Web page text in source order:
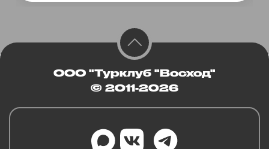
ООО "Турклуб "Восход"
© 2011-2026